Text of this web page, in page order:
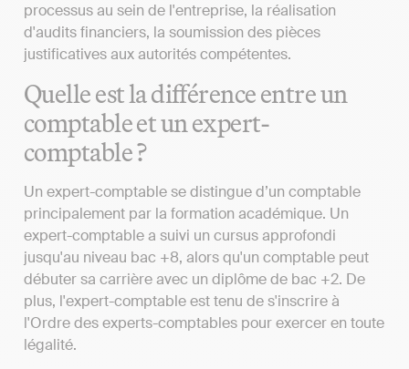
processus au sein de l'entreprise, la réalisation
d'audits financiers, la soumission des pièces
justificatives aux autorités compétentes.
Quelle est la différence entre un
comptable et un expert-
comptable ?
Un expert-comptable se distingue d’un comptable
principalement par la formation académique. Un
expert-comptable a suivi un cursus approfondi
jusqu'au niveau bac +8, alors qu'un comptable peut
débuter sa carrière avec un diplôme de bac +2. De
plus, l'expert-comptable est tenu de s'inscrire à
l'Ordre des experts-comptables pour exercer en toute
légalité.